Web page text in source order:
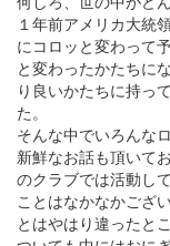
１年前アメリカ大統
にコロッと変わって
と変わったかたちに
り良いかたちに持っ
た。
そんな中でいろんな
新鮮なお話も頂いて
のクラブでは活動し
ことはなかなかござ
とはやはり違ったと